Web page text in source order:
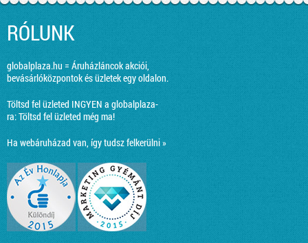
RÓLUNK
globalplaza.hu = Áruházláncok akciói,
bevásárlóközpontok és üzletek egy oldalon.
Töltsd fel üzleted INGYEN a globalplaza-
ra:Töltsd fel üzleted még ma!
Ha webáruházad van, így tudsz felkerülni »